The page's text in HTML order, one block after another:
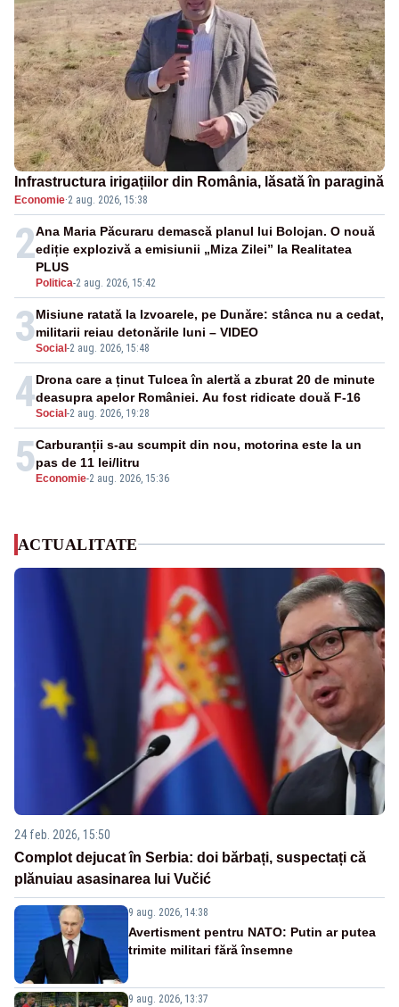
Infrastructura irigațiilor din România, lăsată în paragină
Economie·2 aug. 2026, 15:38
2
Politica-2 aug. 2026, 15:42
Ana Maria Păcuraru demască planul lui Bolojan. O nouă
ediție explozivă a emisiunii „Miza Zilei” la Realitatea
PLUS
3Social-2 aug. 2026, 15:48
Misiune ratată la Izvoarele, pe Dunăre: stânca nu a cedat,
militarii reiau detonările luni – VIDEO
4Social-2 aug. 2026, 19:28
Drona care a ținut Tulcea în alertă a zburat 20 de minute
deasupra apelor României. Au fost ridicate două F-16
5Economie-2 aug. 2026, 15:36
Carburanții s-au scumpit din nou, motorina este la un
pas de 11 lei/litru
ACTUALITATE
24 feb. 2026, 15:50
Complot dejucat în Serbia: doi bărbați, suspectați că
plănuiau asasinarea lui Vučić
9 aug. 2026, 14:38
Avertisment pentru NATO: Putin ar putea
trimite militari fără însemne
9 aug. 2026, 13:37